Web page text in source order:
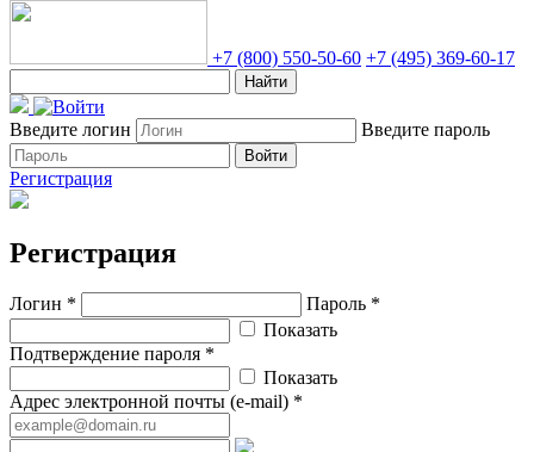
+7 (800) 550-50-60 +7 (495) 369-60-17
Найти
Введите логин Введите пароль
Войти
Регистрация
Регистрация
Логин *
Пароль *
Показать
Подтверждение пароля *
Показать
Адрес электронной почты (e-mail) *